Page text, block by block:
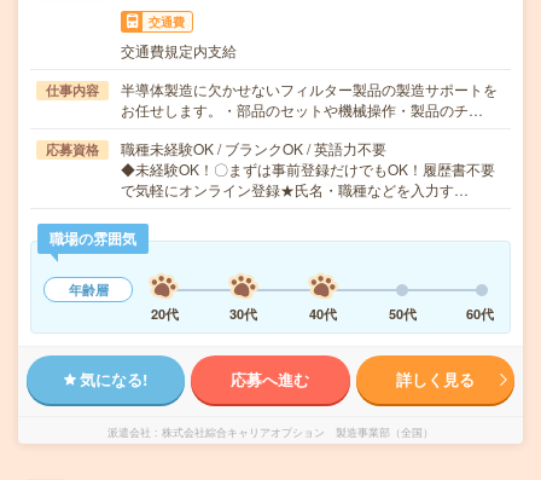
交通費
交通費規定内支給
仕事内容
半導体製造に欠かせないフィルター製品の製造サポートを
お任せします。・部品のセットや機械操作・製品のチ…
応募資格
職種未経験OK / ブランクOK / 英語力不要
◆未経験OK！〇まずは事前登録だけでもOK！履歴書不要
で気軽にオンライン登録★氏名・職種などを入力す…
職場の雰囲気
年齢層
20代
30代 40代 50代 60代
気になる! 応募へ進む 詳しく見る
派遣会社 株式会社綜合キャリアオプション 製造事業部（全国）